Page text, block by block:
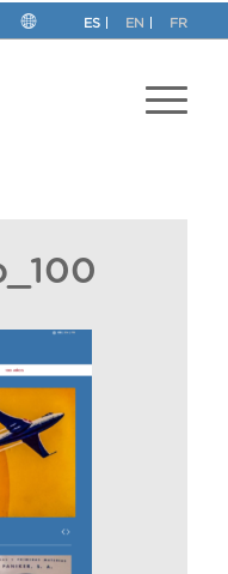
ES EN FR